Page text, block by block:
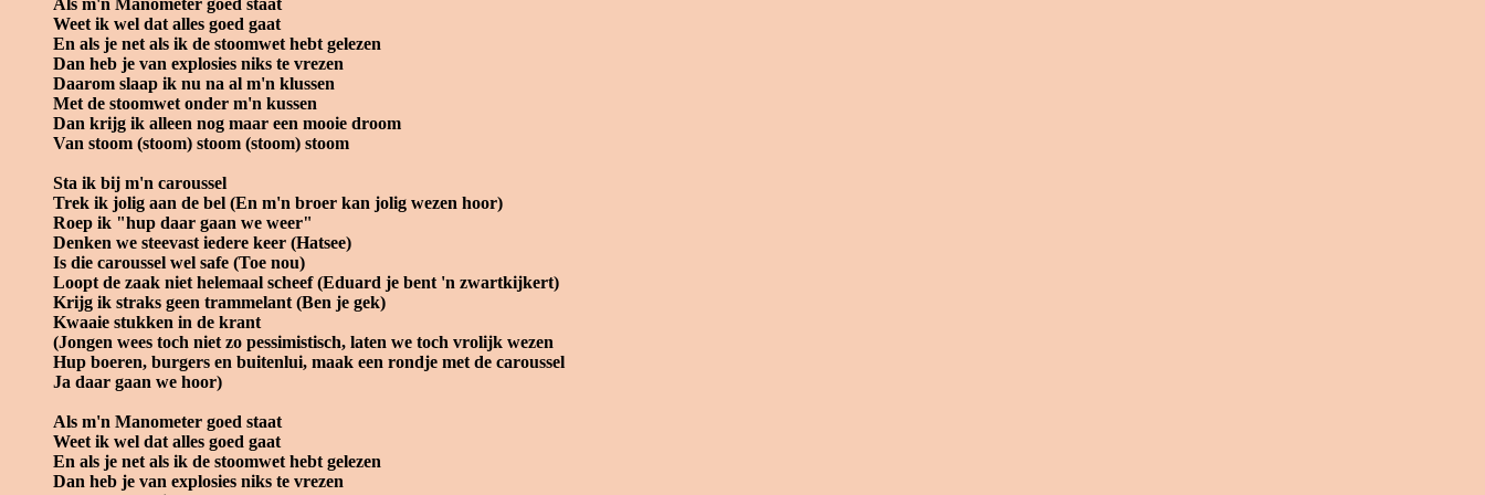
Als m'n Manometer goed staat
Weet ik wel dat alles goed gaat
En als je net als ik de stoomwet hebt gelezen
Dan heb je van explosies niks te vrezen
Daarom slaap ik nu na al m'n klussen
Met de stoomwet onder m'n kussen
Dan krijg ik alleen nog maar een mooie droom
Van stoom (stoom) stoom (stoom) stoom
Sta ik bij m'n caroussel
Trek ik jolig aan de bel (En m'n broer kan jolig wezen hoor)
Roep ik "hup daar gaan we weer"
Denken we steevast iedere keer (Hatsee)
Is die caroussel wel safe (Toe nou)
Loopt de zaak niet helemaal scheef (Eduard je bent 'n zwartkijkert)
Krijg ik straks geen trammelant (Ben je gek)
Kwaaie stukken in de krant
(Jongen wees toch niet zo pessimistisch, laten we toch vrolijk wezen
Hup boeren, burgers en buitenlui, maak een rondje met de caroussel
Ja daar gaan we hoor)
Als m'n Manometer goed staat
Weet ik wel dat alles goed gaat
En als je net als ik de stoomwet hebt gelezen
Dan heb je van explosies niks te vrezen